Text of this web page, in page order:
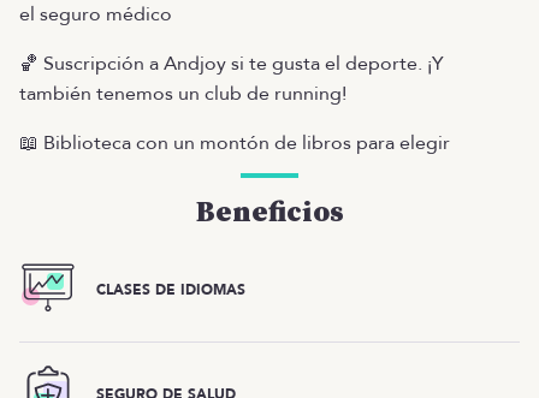
el seguro médico
🏀 Suscripción a Andjoy si te gusta el deporte. ¡Y
también tenemos un club de running!
📖 Biblioteca con un montón de libros para elegir
Beneficios
CLASES DE IDIOMAS